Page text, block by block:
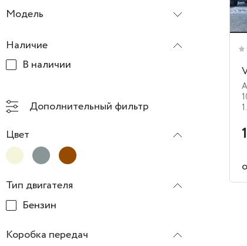
Модель
Наличие
В наличии
Дополнительный фильтр
Цвет
Тип двигателя
Бензин
Коробка передач